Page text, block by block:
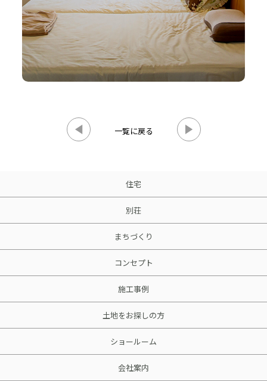
一覧に戻る
住宅
別荘
まちづくり
コンセプト
施工事例
土地をお探しの方
ショールーム
会社案内